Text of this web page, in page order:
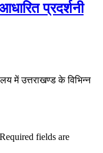
प्रदर्शनी
में उत्तराखण्ड के विभिन्न
Required fields are